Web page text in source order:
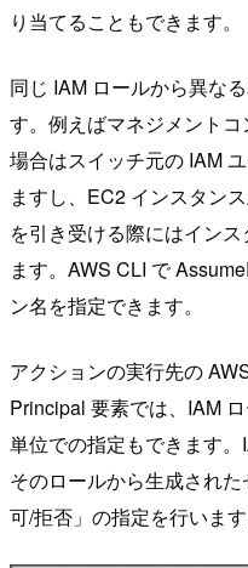
り当てることもできます。
同じ IAM ロールから異な
す。例えばマネジメント
場合はスイッチ元の IAM
ますし、EC2 インスタン
を引き受ける際にはイン
ます。AWS CLI で
ン名を指定できます。
アクションの実行先の
Principal 要素では、IAM
単位での指定もできます。
そのロールから生成され
可/拒否」の指定を行います